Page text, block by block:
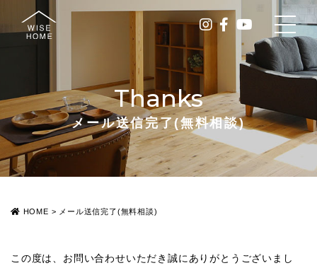
Thanks
メール送信完了(無料相談)
HOME > メール送信完了(無料相談)
この度は、お問い合わせいただき誠にありがとうございまし